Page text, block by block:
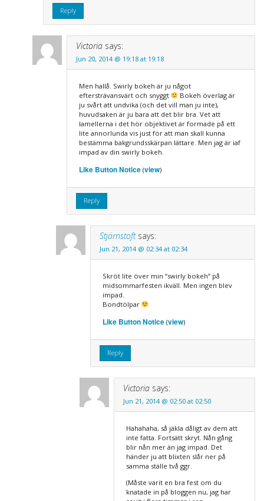
Reply
Victoria says:
Jun 20, 2014 @ 19:18 at 19:18
Men hallå. Swirly bokeh är ju något
eftersträvansvärt och snyggt
Bokeh överlag är
ju svårt att undvika (och det vill man ju inte),
huvudsaken är ju bara att det blir bra. Vet att
lamellerna i det hör objektivet är formade på ett
lite annorlunda vis just för att man skall kunna
bestämma bakgrundsskärpan lättare. Men jag är iaf
impad av din swirly bokeh.
Like Button Notice(view)
Reply
Stjärnstoft says:
Jun 21, 2014 @ 02:34 at 02:34
Skröt lite över min “swirly bokeh” på
midsommarfesten ikväll. Men ingen blev
impad.
Bondtölpar
Like Button Notice(view)
Reply
Victoria says:
Jun 21, 2014 @ 02:50 at 02:50
Hahahaha, så jäkla dåligt av dem att
inte fatta. Fortsätt skryt. Nån gång
blir nån mer än jag impad. Det
händer ju att blixten slår ner på
samma ställe två ggr.
(Måste varit en bra fest om du
knatade in på bloggen nu, jag har